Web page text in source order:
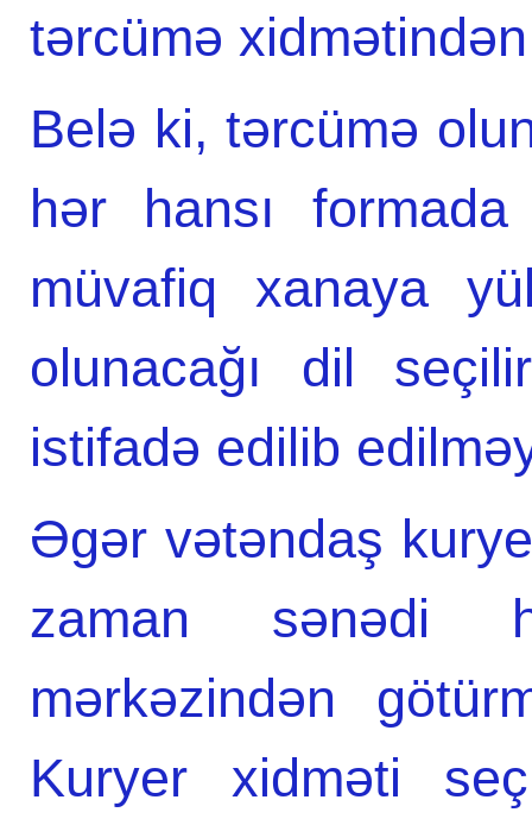
tərcümə
Belə ki, tərcümə
hər hansı
müvafiq xanaya
olunacağı dil
istifadə edilib
Əgər vətəndaş
zaman sənədi
mərkəzindən
Kuryer xidməti